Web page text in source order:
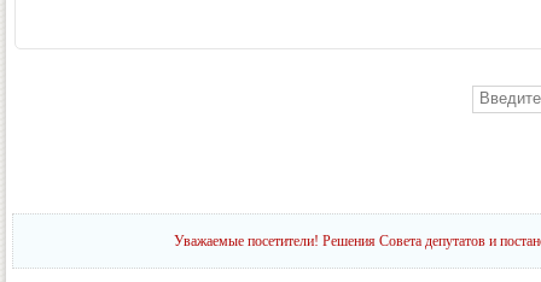
Уважаемые посетители! Решения Совета депутатов и